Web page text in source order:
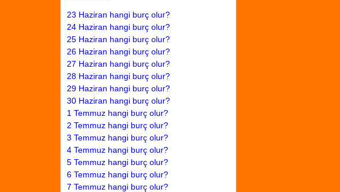
23 Haziran hangi burç olur?
24 Haziran hangi burç olur?
25 Haziran hangi burç olur?
26 Haziran hangi burç olur?
27 Haziran hangi burç olur?
28 Haziran hangi burç olur?
29 Haziran hangi burç olur?
30 Haziran hangi burç olur?
1 Temmuz hangi burç olur?
2 Temmuz hangi burç olur?
3 Temmuz hangi burç olur?
4 Temmuz hangi burç olur?
5 Temmuz hangi burç olur?
6 Temmuz hangi burç olur?
7 Temmuz hangi burç olur?